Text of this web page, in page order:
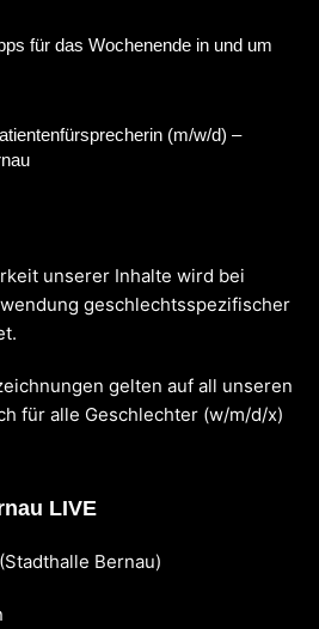
für das Wochenende in und um
(m/w/d) –
unserer Inhalte wird bei
geschlechtsspezifischer
gelten auf all unseren
für alle Geschlechter (w/m/d/x)
LIVE
Bernau)